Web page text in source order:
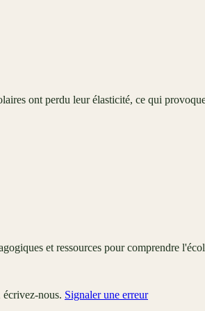
ont perdu leur élasticité, ce qui
et ressources pour comprendre
nous. Signaler une erreur